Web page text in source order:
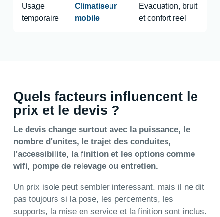
Usage
temporaire
Climatiseur
mobile
Evacuation, bruit
et confort reel
Quels facteurs influencent le
prix et le devis ?
Le devis change surtout avec la puissance, le
nombre d'unites, le trajet des conduites,
l'accessibilite, la finition et les options comme
wifi, pompe de relevage ou entretien.
Un prix isole peut sembler interessant, mais il ne dit
pas toujours si la pose, les percements, les
supports, la mise en service et la finition sont inclus.